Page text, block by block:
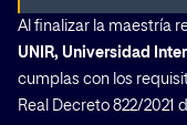
Al finalizar la maestría
UNIR, Universidad
cumplas con los
Real Decreto 822/2021